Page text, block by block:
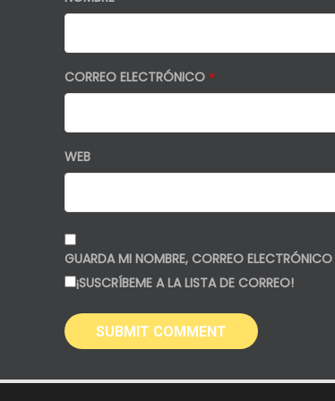
CORREO ELECTRÓNICO *
WEB
GUARDA MI NOMBRE, CORREO
¡SUSCRÍBEME A LA LISTA DE CORREO!